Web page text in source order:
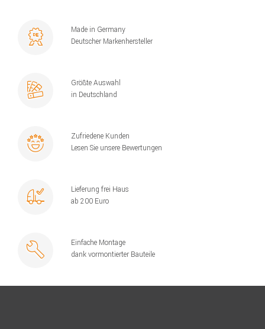
Made in Germany
Deutscher Markenhersteller
Größte Auswahl
in Deutschland
Zufriedene Kunden
Lesen Sie unsere Bewertungen
Lieferung frei Haus
ab 200 Euro
Einfache Montage
dank vormontierter Bauteile